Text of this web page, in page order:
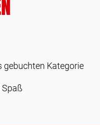
gebuchten Kategorie